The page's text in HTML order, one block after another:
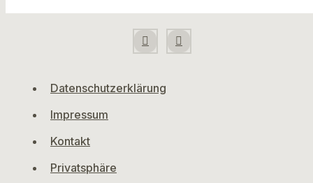
Datenschutzerklärung
Impressum
Kontakt
Privatsphäre